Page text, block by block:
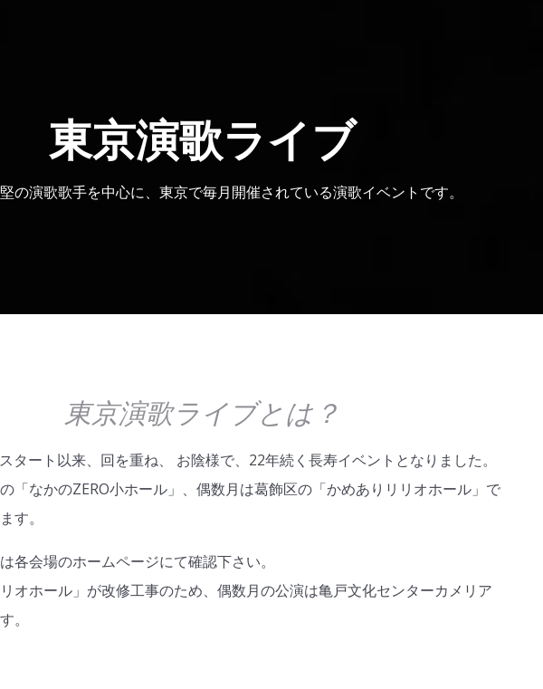
東京演歌ライブ
の演歌歌手を中心に、東京で毎月開催されている演歌イベントです。
東京演歌ライブとは？
タート以来、回を重ね、 お陰様で、22年続く長寿イベントとなりました。
「なかのZERO小ホール」、偶数月は葛飾区の「かめありリリオホール」で
す。
各会場のホームページにて確認下さい。
オホール」が改修工事のため、偶数月の公演は亀戸文化センターカメリア
。